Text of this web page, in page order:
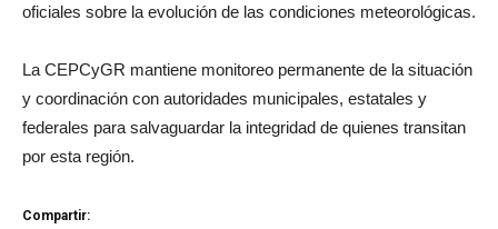
oficiales sobre la evolución de las condiciones meteorológicas.
La CEPCyGR mantiene monitoreo permanente de la situación
y coordinación con autoridades municipales, estatales y
federales para salvaguardar la integridad de quienes transitan
por esta región.
Compartir: